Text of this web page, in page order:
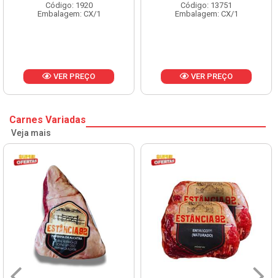
Código: 1920
Embalagem: CX/1
VER PREÇO
Código: 13751
Embalagem: CX/1
VER PREÇO
Carnes Variadas
Veja mais